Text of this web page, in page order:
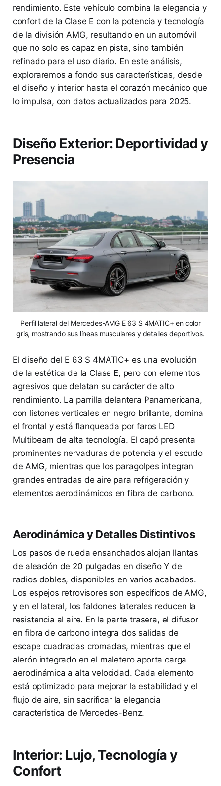
rendimiento. Este vehículo combina la elegancia y
confort de la Clase E con la potencia y tecnología
de la división AMG, resultando en un automóvil
que no solo es capaz en pista, sino también
refinado para el uso diario. En este análisis,
exploraremos a fondo sus características, desde
el diseño y interior hasta el corazón mecánico que
lo impulsa, con datos actualizados para 2025.
Diseño Exterior: Deportividad y
Presencia
Perfil lateral del Mercedes-AMG E 63 S 4MATIC+ en color
gris, mostrando sus líneas musculares y detalles deportivos.
El diseño del E 63 S 4MATIC+ es una evolución
de la estética de la Clase E, pero con elementos
agresivos que delatan su carácter de alto
rendimiento. La parrilla delantera Panamericana,
con listones verticales en negro brillante, domina
el frontal y está flanqueada por faros LED
Multibeam de alta tecnología. El capó presenta
prominentes nervaduras de potencia y el escudo
de AMG, mientras que los paragolpes integran
grandes entradas de aire para refrigeración y
elementos aerodinámicos en fibra de carbono.
Aerodinámica y Detalles Distintivos
Los pasos de rueda ensanchados alojan llantas
de aleación de 20 pulgadas en diseño Y de
radios dobles, disponibles en varios acabados.
Los espejos retrovisores son específicos de AMG,
y en el lateral, los faldones laterales reducen la
resistencia al aire. En la parte trasera, el difusor
en fibra de carbono integra dos salidas de
escape cuadradas cromadas, mientras que el
alerón integrado en el maletero aporta carga
aerodinámica a alta velocidad. Cada elemento
está optimizado para mejorar la estabilidad y el
flujo de aire, sin sacrificar la elegancia
característica de Mercedes-Benz.
Interior: Lujo, Tecnología y
Confort